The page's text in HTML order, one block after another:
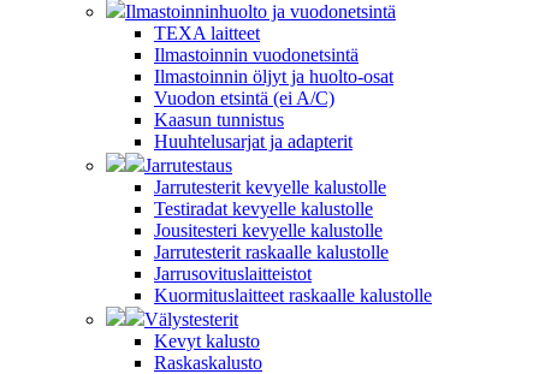
Ilmastoinninhuolto ja vuodonetsintä
TEXA laitteet
Ilmastoinnin vuodonetsintä
Ilmastoinnin öljyt ja huolto-osat
Vuodon etsintä (ei A/C)
Kaasun tunnistus
Huuhtelusarjat ja adapterit
Jarrutestaus
Jarrutesterit kevyelle kalustolle
Testiradat kevyelle kalustolle
Jousitesteri kevyelle kalustolle
Jarrutesterit raskaalle kalustolle
Jarrusovituslaitteistot
Kuormituslaitteet raskaalle kalustolle
Välystesterit
Kevyt kalusto
Raskaskalusto